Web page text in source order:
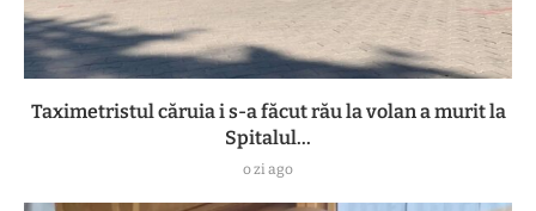
Taximetristul căruia i s-a făcut rău la volan a murit la
Spitalul...
o zi ago